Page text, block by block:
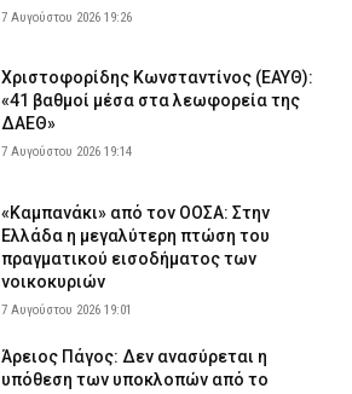
7 Αυγούστου 2026 19:26
Χριστοφορίδης Κωνσταντίνος (ΕΑΥΘ):
«41 βαθμοί μέσα στα λεωφορεία της
ΔΑΕΘ»
7 Αυγούστου 2026 19:14
«Καμπανάκι» από τον ΟΟΣΑ: Στην
Ελλάδα η μεγαλύτερη πτώση του
πραγματικού εισοδήματος των
νοικοκυριών
7 Αυγούστου 2026 19:01
Άρειος Πάγος: Δεν ανασύρεται η
υπόθεση των υποκλοπών από το